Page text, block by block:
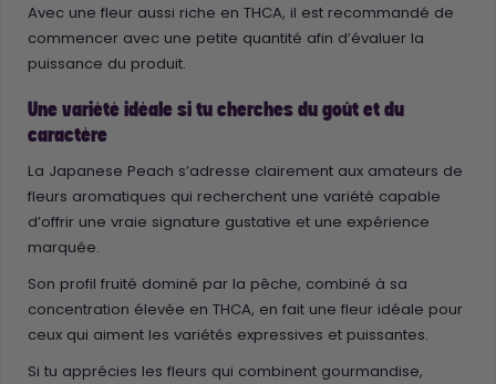
Avec une fleur aussi riche en THCA, il est recommandé de
commencer avec une petite quantité afin d’évaluer la
puissance du produit.
Une variété idéale si tu cherches du goût et du
caractère
La Japanese Peach s’adresse clairement aux amateurs de
fleurs aromatiques qui recherchent une variété capable
d’offrir une vraie signature gustative et une expérience
marquée.
Son profil fruité dominé par la pêche, combiné à sa
concentration élevée en THCA, en fait une fleur idéale pour
ceux qui aiment les variétés expressives et puissantes.
Si tu apprécies les fleurs qui combinent gourmandise,